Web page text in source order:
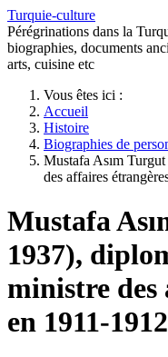
Turquie-culture
Pérégrinations dans la
biographies, documents
arts, cuisine etc
Vous êtes ici :
Accueil
Histoire
Biographies de
Mustafa Asım
des affaires
Mustafa
1937),
ministre des
en 1911-1912